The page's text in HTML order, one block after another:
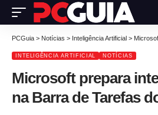
PCGuia > Notícias > Inteligência Artificial > Microsoft
INTELIGÊNCIA ARTIFICIAL NOTÍCIAS
Microsoft prepara
na Barra de Tarefas